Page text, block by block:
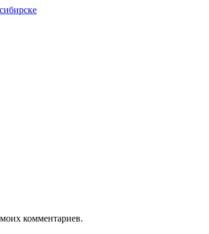
комментариев.